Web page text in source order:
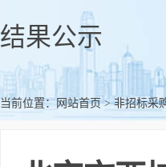
结果公示
当前位置：网站首页>非招标采